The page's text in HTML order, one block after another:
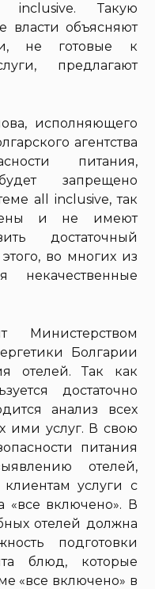
inclusive. Такую
власти объясняют
не готовые к
предлагают
исполняющего
агентства
питания,
запрещено
all inclusive, так
и не имеют
достаточный
во многих из
некачественные
Болгарии
отелей. Так как
достаточно
анализ всех
ими услуг. В свою
питания
отелей,
клиентам услуги с
«все включено». В
отелей должна
подготовки
блюд, которые
«все включено» в